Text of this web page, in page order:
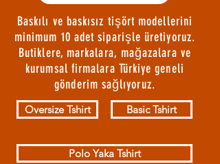
Baskılı ve baskısız tişört modellerini
minimum 10 adet siparişle üretiyoruz.
Butiklere, markalara, mağazalara ve
kurumsal firmalara Türkiye geneli
gönderim sağlıyoruz.
Oversize Tshirt Basic Tshirt
Polo Yaka Tshirt